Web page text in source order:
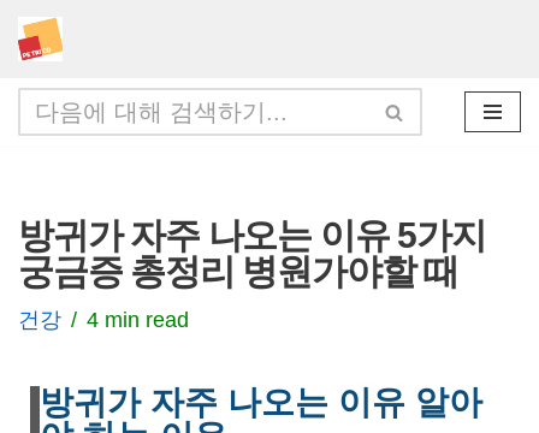
콘
텐
츠
너
뛰
기
방귀가 자주 나오는 이유 5가지
궁금증 총정리 병원가야할 때
건강 4 min read
방귀가 자주 나오는 이유 알아